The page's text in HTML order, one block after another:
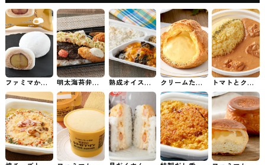
ファミマから
発売された渋
皮栗のモンブ
ラン大福 #コ
ンビニスイー
ツ
明太海苔弁当
ファミマのお
弁当
熟成オイスタ
ーソースが決
め手のきくら
げ玉子炒め弁
当 ファミマの
お弁当
クリームたっ
ぷり！濃厚カ
スタードシュ
ー ファミマの
スイーツ
トマトとクリ
ームのコク バ
ターチキンカ
レー ファミマ
のお弁当